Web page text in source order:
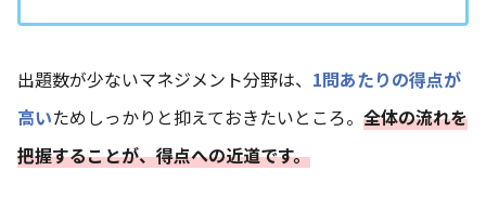
出題数が少ないマネジメント分野は、 1問あたりの得点が
高いためしっかりと抑えておきたいところ。 全体の流れを
把握することが、得点への近道です。